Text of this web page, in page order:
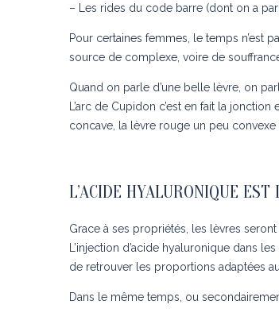
– Les rides du code barre (dont on a
Pour certaines femmes, le temps n’est
source de complexe, voire de
Quand on parle d’une belle lèvre, on
L’arc de Cupidon c’est en fait la
concave, la lèvre rouge un peu convexe
L’ACIDE HYALURONIQUE
Grace à ses propriétés, les lèvres
L’injection d’acide hyaluronique dans
de retrouver les proportions adaptées
Dans le même temps, ou